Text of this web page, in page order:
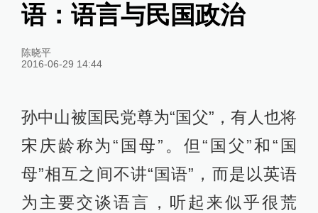
语：语言与民国政治
陈晓平
2016-06-29 14:44
孙中山被国民党尊为“国父”，有人也将
宋庆龄称为“国母”。但“国父”和“国
母”相互之间不讲“国语”，而是以英语
为主要交谈语言，听起来似乎很荒